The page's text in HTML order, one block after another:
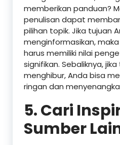
memberikan panduan?
penulisan dapat
pilihan topik. Jika tujuan
menginformasikan,
harus memiliki nilai
signifikan. Sebaliknya,
menghibur, Anda bisa
ringan dan
5. Cari
Sumber